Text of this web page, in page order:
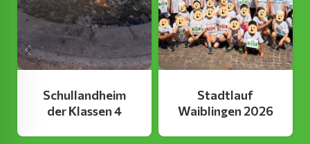
Schullandheim
der Klassen 4
Stadtlauf
Waiblingen 2026